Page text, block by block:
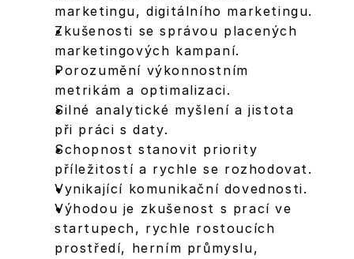
marketingu, digitálního marketingu.
Zkušenosti se správou placených
marketingových kampaní.
Porozumění výkonnostním
metrikám a optimalizaci.
Silné analytické myšlení a jistota
při práci s daty.
Schopnost stanovit priority
příležitostí a rychle se rozhodovat.
Vynikající komunikační dovednosti.
Výhodou je zkušenost s prací ve
startupech, rychle rostoucích
prostředí, herním průmyslu,